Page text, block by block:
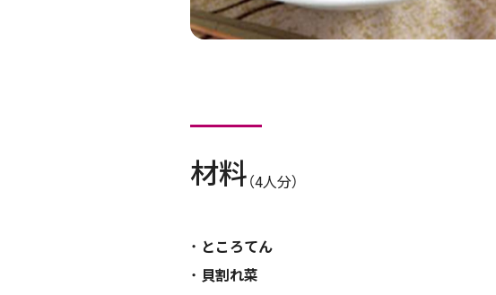
材料 （4人分）
ところてん
貝割れ菜